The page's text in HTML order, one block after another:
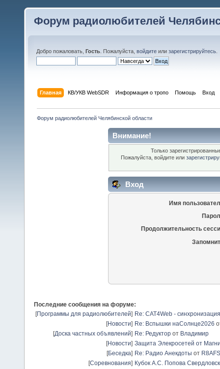
Форум радиолюбителей
Добро пожаловать, Гость . Пожалуйста, войдите или зарегистрируйтесь
Главная КВ/УКВ WebSDR Информация о тропо Помощь Вход
Форум радиолюбителей Челябинской области
Внимание!
Только
Пожалуйста, войдите или
Вход
Имя
Продолжительность
Последние сообщения на форуме:
[Программы для радиолюбителей] Re: CAT4Web -
[Новости] Re: Вспышки наСолнце2026
[Доска частных объявлений] Re: Редуктор от Владимир
[Новости] Защита Элекросетей от
[Беседка] Re: Радио Анекдоты от R8AFS
[Соревнования] Кубок А.С. Попова